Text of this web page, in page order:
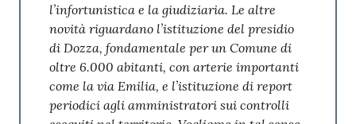
l’infortunistica e la giudiziaria. Le altre
novità riguardano l’istituzione del presidio
di Dozza, fondamentale per un Comune di
oltre 6.000 abitanti, con arterie importanti
come la via Emilia, e l’istituzione di report
periodici agli amministratori sui controlli